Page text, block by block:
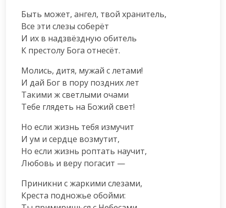
Быть может, ангел, твой хранитель,
Все эти слезы соберёт
И их в надзвёздную обитель
К престолу Бога отнесёт.
Молись, дитя, мужай с летами!
И дай Бог в пору поздних лет
Такими ж светлыми очами
Тебе глядеть на Божий свет!
Но если жизнь тебя измучит
И ум и сердце возмутит,
Но если жизнь роптать научит,
Любовь и веру погасит —
Приникни с жаркими слезами,
Креста подножье обойми: